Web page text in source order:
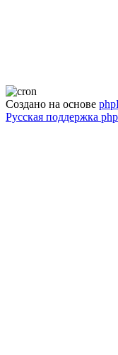
Создано на основе
Русская поддержка